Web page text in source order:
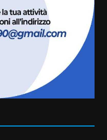
“Profonda
esclusione dal
di calcio”
06:00
per la “Sagra
a Savelletri
07:32